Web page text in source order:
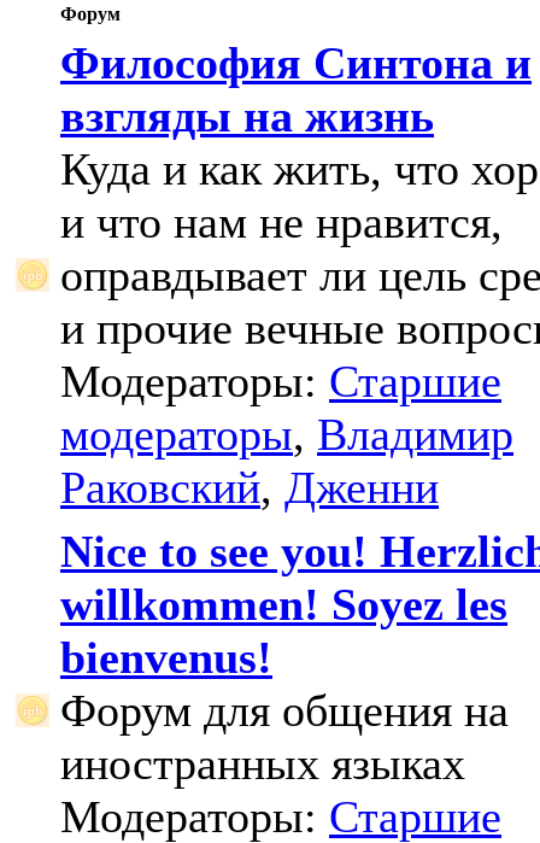
Форум
Философия Синтона и
взгляды на жизнь
Куда и как жить, что
и что нам не нравится,
оправдывает ли цель
и прочие вечные
Модераторы: Старшие
модераторы, Владимир
Раковский, Дженни
Nice to see you!
willkommen! Soyez les
bienvenus!
Форум для общения на
иностранных языках
Модераторы: Старшие